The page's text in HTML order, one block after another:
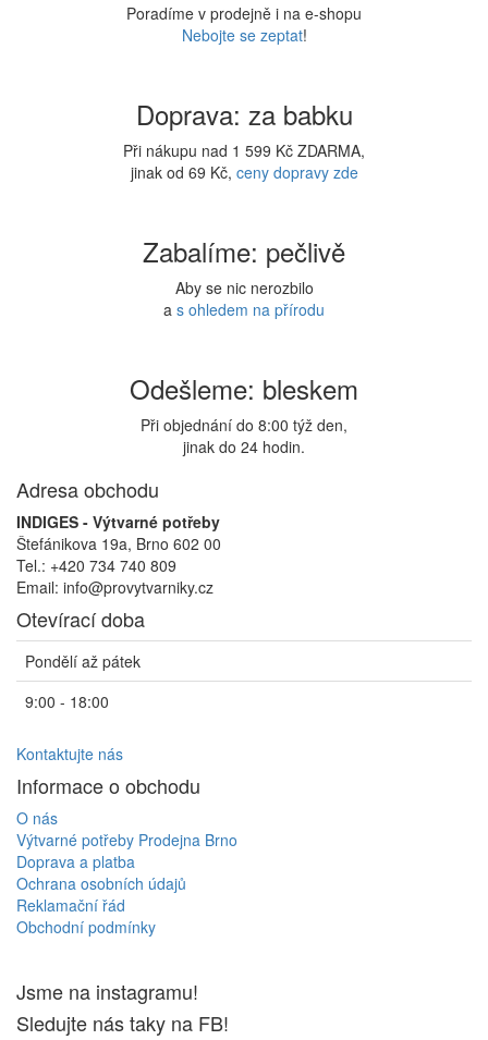
Poradíme v prodejně i na e-shopu
Nebojte se zeptat!
Doprava: za babku
Při nákupu nad 1 599 Kč ZDARMA,
jinak od 69 Kč, ceny dopravy zde
Zabalíme: pečlivě
Aby se nic nerozbilo
a s ohledem na přírodu
Odešleme: bleskem
Při objednání do 8:00 týž den,
jinak do 24 hodin.
Adresa obchodu
INDIGES - Výtvarné potřeby
Štefánikova 19a, Brno 602 00
Tel.: +420 734 740 809
Email: info@provytvarniky.cz
Otevírací doba
Pondělí až pátek
9:00 - 18:00
Kontaktujte nás
Informace o obchodu
O nás
Výtvarné potřeby Prodejna Brno
Doprava a platba
Ochrana osobních údajů
Reklamační řád
Obchodní podmínky
Jsme na instagramu!
Sledujte nás taky na FB!